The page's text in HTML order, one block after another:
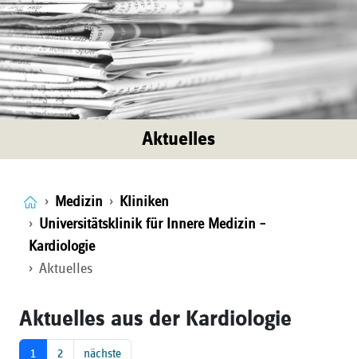
Aktuelles
Medizin
Kliniken
Universitätsklinik für Innere Medizin –
Kardiologie
Aktuelles
Aktuelles aus der Kardiologie
1 2 nächste